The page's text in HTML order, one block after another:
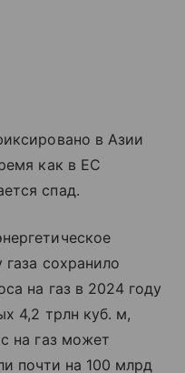
в Азии
как в ЕС
спад.
газа сохранило
на газ в 2024 году
4,2 трлн куб. м,
на газ может
почти на 100 млрд